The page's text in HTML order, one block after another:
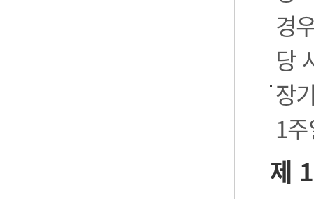
경
당
장
1
제